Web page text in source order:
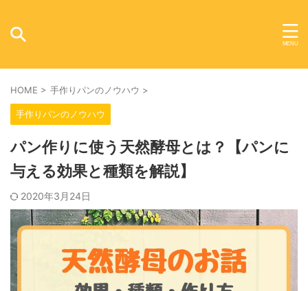
HOME > 手作りパンのノウハウ >
手作りパンのノウハウ
パン作りに使う天然酵母とは？【パンに
与える効果と種類を解説】
2020年3月24日